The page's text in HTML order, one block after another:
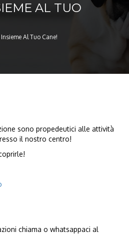
AL TUO
Al Tuo Cane!
sono propedeutici alle attività
il nostro centro!
chiama o whatsappaci al